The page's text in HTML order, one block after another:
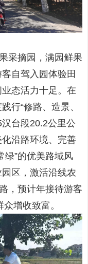
摘园，满园鲜果
自驾入园体验田
态活力十足。在
行“修路、造景、
台段20.2公里公
沿路环境、完善
绿”的优美路域风
区，激活沿线农
，预计年接待游客
增收致富。